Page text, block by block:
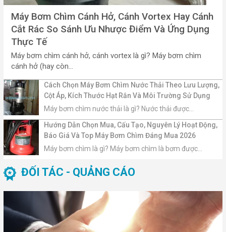
Máy Bơm Chìm Cánh Hở, Cánh Vortex Hay Cánh
Cắt Rác So Sánh Ưu Nhược Điểm Và Ứng Dụng
Thực Tế
Máy bơm chìm cánh hở, cánh vortex là gì? Máy bơm chìm
cánh hở (hay còn...
Cách Chọn Máy Bơm Chìm Nước Thải Theo Lưu Lượng,
Cột Áp, Kích Thước Hạt Rắn Và Môi Trường Sử Dụng
Máy bơm chìm nước thải là gì? Nước thải được...
Hướng Dẫn Chọn Mua, Cấu Tạo, Nguyên Lý Hoạt Động,
Báo Giá Và Top Máy Bơm Chìm Đáng Mua 2026
Máy bơm chìm là gì? Máy bơm chìm là bơm được...
ĐỐI TÁC - QUẢNG CÁO